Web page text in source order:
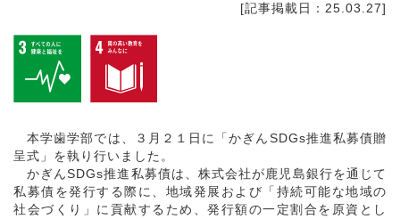
[記事掲載日：25.03.27]
本学歯学部では、３月２１日に「かぎんSDGs推進私募債贈
呈式」を執り行いました。
かぎんSDGs推進私募債は、株式会社が鹿児島銀行を通じて
私募債を発行する際に、地域発展および「持続可能な地域の
社会づくり」に貢献するため、発行額の一定割合を原資とし